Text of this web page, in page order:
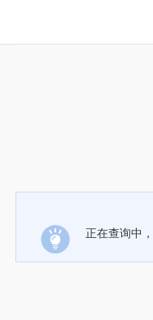
正在查询中